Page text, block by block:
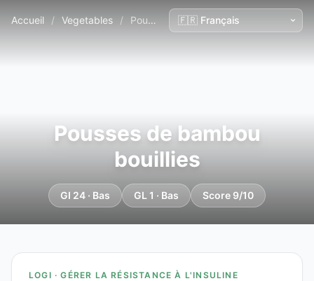
Accueil / Vegetables / Pousses de bambou bouillies
Pousses de bambou
bouillies
GI 24 · Bas GL 1 · Bas Score 9/10
LOGI · GÉRER LA RÉSISTANCE À L'INSULINE